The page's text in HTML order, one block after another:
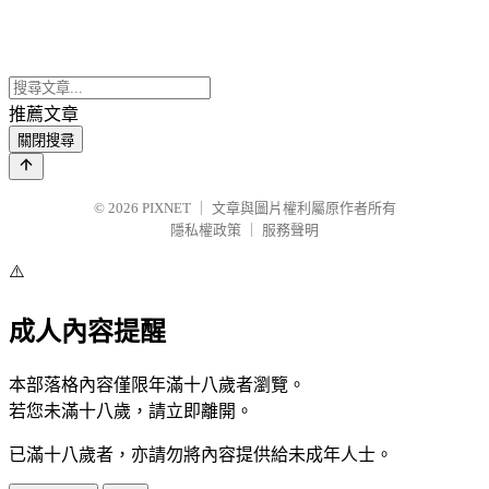
推薦文章
關閉搜尋
© 2026 PIXNET
文章與圖片權利屬原作者所有
隱私權政策
服務聲明
⚠️
成人內容提醒
本部落格內容僅限年滿十八歲者瀏覽。
若您未滿十八歲，請立即離開。
已滿十八歲者，亦請勿將內容提供給未成年人士。